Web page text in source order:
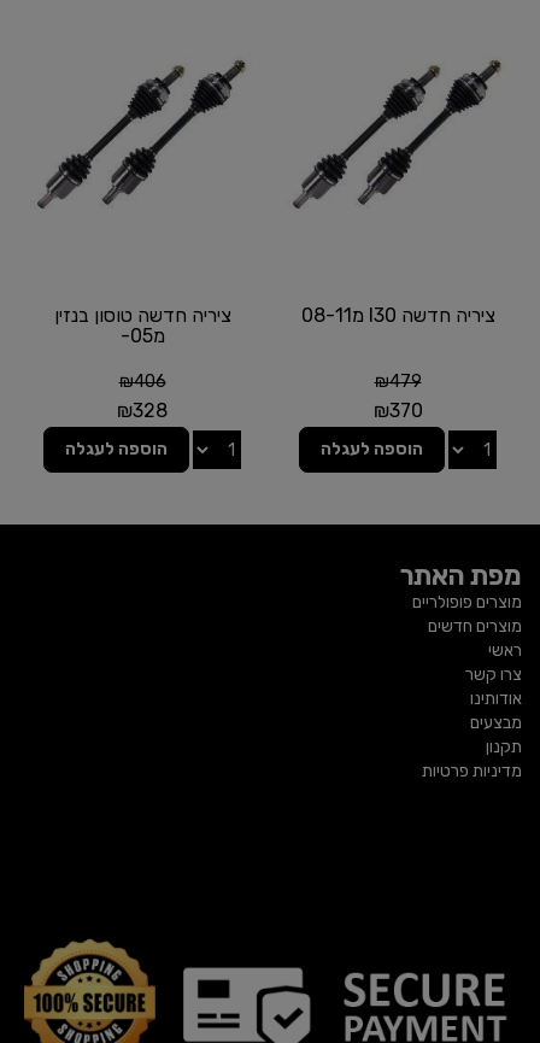
ציריה חדשה I30 מ08-11
₪479
₪370
הוספה לעגלה
ציריה חדשה טוסון בנזין
מ05-
₪406
₪328
הוספה לעגלה
מפת האתר
מוצרים פופולריים
מוצרים חדשים
ראשי
צרו קשר
אודותינו
מבצעים
תקנון
מדיניות פרטיות